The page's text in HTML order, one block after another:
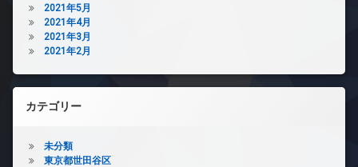
2021年5月
2021年4月
2021年3月
2021年2月
カテゴリー
未分類
東京都世田谷区